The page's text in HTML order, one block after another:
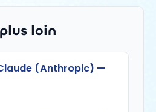
loin
(Anthropic) —